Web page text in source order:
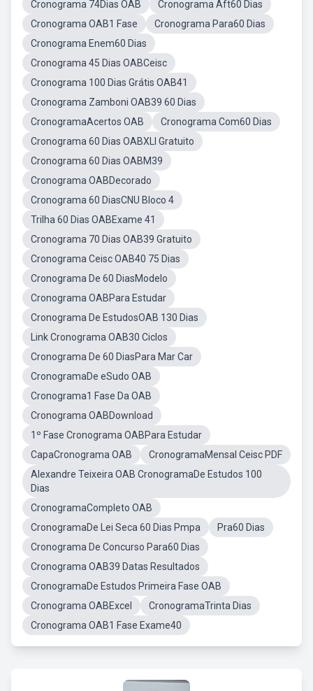
Cronograma 74Dias OAB
Cronograma Aft60 Dias
Cronograma OAB1 Fase
Cronograma Para60 Dias
Cronograma Enem60 Dias
Cronograma 45 Dias OABCeisc
Cronograma 100 Dias Grátis OAB41
Cronograma Zamboni OAB39 60 Dias
CronogramaAcertos OAB
Cronograma Com60 Dias
Cronograma 60 Dias OABXLI Gratuito
Cronograma 60 Dias OABM39
Cronograma OABDecorado
Cronograma 60 DiasCNU Bloco 4
Trilha 60 Dias OABExame 41
Cronograma 70 Dias OAB39 Gratuito
Cronograma Ceisc OAB40 75 Dias
Cronograma De 60 DiasModelo
Cronograma OABPara Estudar
Cronograma De EstudosOAB 130 Dias
Link Cronograma OAB30 Ciclos
Cronograma De 60 DiasPara Mar Car
CronogramaDe eSudo OAB
Cronograma1 Fase Da OAB
Cronograma OABDownload
1º Fase Cronograma OABPara Estudar
CapaCronograma OAB
CronogramaMensal Ceisc PDF
Alexandre Teixeira OAB CronogramaDe Estudos 100
Dias
CronogramaCompleto OAB
CronogramaDe Lei Seca 60 Dias Pmpa
Pra60 Dias
Cronograma De Concurso Para60 Dias
Cronograma OAB39 Datas Resultados
CronogramaDe Estudos Primeira Fase OAB
Cronograma OABExcel
CronogramaTrinta Dias
Cronograma OAB1 Fase Exame40